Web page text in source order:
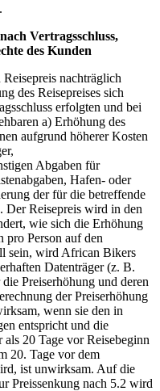
Vertragsschluss,
des Kunden
nachträglich
des Reisepreises sich
erfolgten und bei
a) Erhöhung des
aufgrund höherer Kosten
Abgaben für
Hafen- oder
der für die betreffende
Der Reisepreis wird in den
wie sich die Erhöhung
pro Person auf den
sein, wird African Bikers
Datenträger (z. B.
Preiserhöhung und deren
der Preiserhöhung
wenn sie den in
entspricht und die
20 Tage vor Reisebeginn
20. Tage vor dem
ist unwirksam. Auf die
Preissenkung nach 5.2 wird